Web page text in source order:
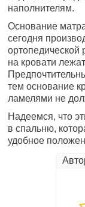
наполнителям.
Основание
сегодня
ортопедической
на кровати
тем основание
ламелями не
Надеемся, что
в спальню,
удобное